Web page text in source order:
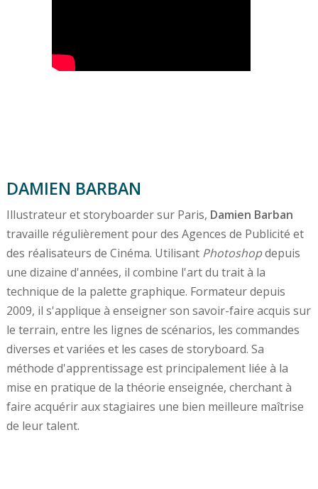
DAMIEN BARBAN
Illustrateur et storyboarder sur Paris, Damien Barban
travaille régulièrement pour des Agences de Publicité et
des réalisateurs de Cinéma. Utilisant Photoshopdepuis
une dizaine d'années, il combine l'art du trait à la
technique de la palette graphique. Formateur depuis
2009, il s'applique à enseigner son savoir-faire acquis sur
le terrain, entre les lignes de scénarios, les commandes
diverses et variées et les cases de storyboard. Sa
méthode d'apprentissage est principalement liée à la
mise en pratique de la théorie enseignée, cherchant à
faire acquérir aux stagiaires une bien meilleure maîtrise
de leur talent.